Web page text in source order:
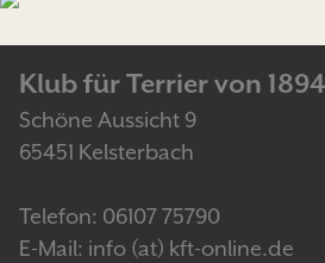
Klub für Terrier von
Schöne Aussicht 9
65451 Kelsterbach
Telefon: 06107 75790
E-Mail: info (at) kft-online.de